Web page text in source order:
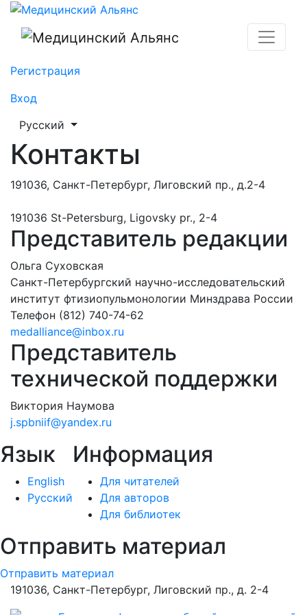
Контакты
Регистрация
Вход
##plugins.themes.healthSciences.language.toggle##
Русский
Контакты
191036, Санкт-Петербург, Лиговский пр., д.2-4
191036 St-Petersburg, Ligovsky pr., 2-4
Представитель редакции
Ольга Суховская
Санкт-Петербургский научно-исследовательский
институт фтизиопульмонологии Минздрава России
Телефон (812) 740-74-62
medalliance@inbox.ru
Представитель
технической поддержки
Виктория Наумова
j.spbniif@yandex.ru
Язык
English
Русский
Информация
Для читателей
Для авторов
Для библиотек
Отправить материал
Отправить материал
191036, Санкт-Петербург, Лиговский пр., д. 2-4